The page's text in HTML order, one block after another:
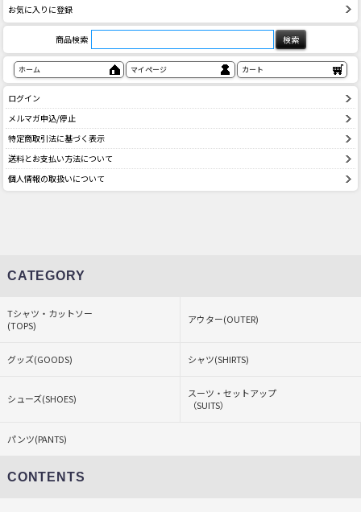
お気に入りに登録
商品検索
ホーム マイページ カート
ログイン
メルマガ申込/停止
特定商取引法に基づく表示
送料とお支払い方法について
個人情報の取扱いについて
CATEGORY
Tシャツ・カットソー
(TOPS)
アウター(OUTER)
グッズ(GOODS) シャツ(SHIRTS)
シューズ(SHOES)
スーツ・セットアップ
（SUITS）
パンツ(PANTS)
CONTENTS